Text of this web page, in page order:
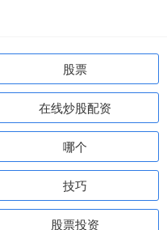
股票
在线炒股配资
哪个
技巧
股票投资